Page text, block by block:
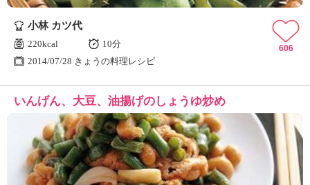
小林 カツ代
220kcal
10分
2014/07/28 きょうの料理レシピ
606
いんげん、大豆、油揚げのしょうゆ炒め